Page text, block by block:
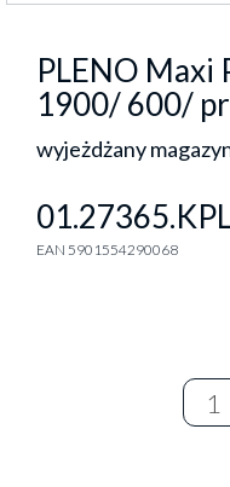
PLENO Maxi
1900/ 600/
wyjeżdżany
EAN 5901554290068